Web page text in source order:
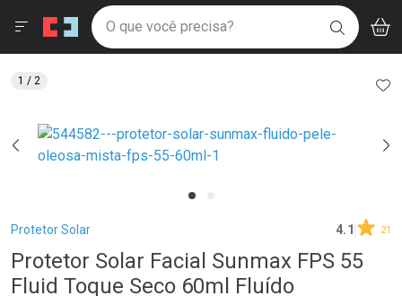
Drogaria São Paulo
Ir direto para a home
pela página
Ir direto para o conteúdo
Ir direto para a busca
Ir direto para a conta
Ir direto para a notificações
Ir direto para o carrinho
Ir direto para o menu
Faça a sua busca
O que você precisa? BUSCAR
Menu
Breadcrumb
Protetor Solar 4.1 21
Protetor Solar Facial Sunmax FPS 55
Fluid Toque Seco 60ml Fluído
1 / 2